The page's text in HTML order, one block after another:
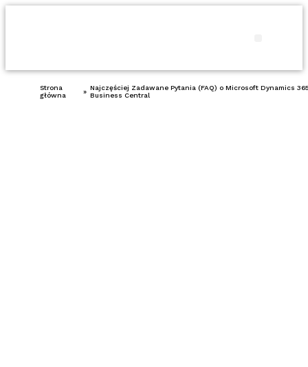
Strona
główna
» Najczęściej Zadawane Pytania (FAQ) o Microsoft Dynamics 365
Business Central